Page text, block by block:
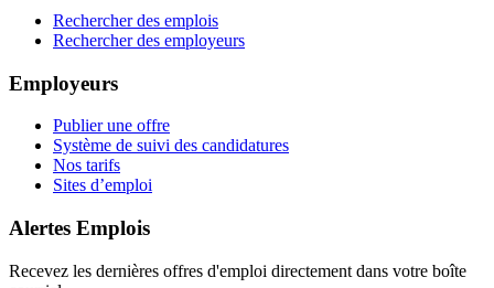
Rechercher des emplois
Rechercher des employeurs
Employeurs
Publier une offre
Système de suivi des candidatures
Nos tarifs
Sites d’emploi
Alertes Emplois
Recevez les dernières offres d'emploi directement dans votre boîte